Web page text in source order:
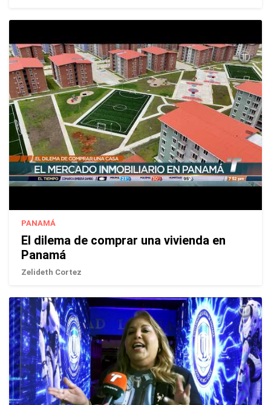
PANAMÁ
El dilema de comprar una vivienda en
Panamá
Zelideth Cortez